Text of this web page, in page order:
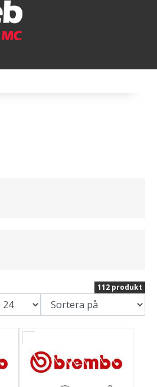
112 produkt